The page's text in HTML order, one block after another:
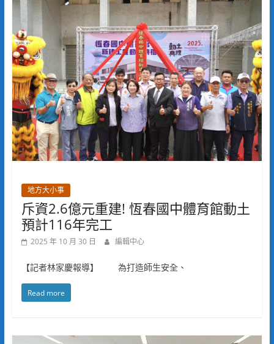
地方大小事
斥資2.6億元重建! 恆春國中體育館動土
預計116年完工
2025 年 10 月 30 日 編輯中心
【記者林家慶報導】 為打造師生安全、
Read more